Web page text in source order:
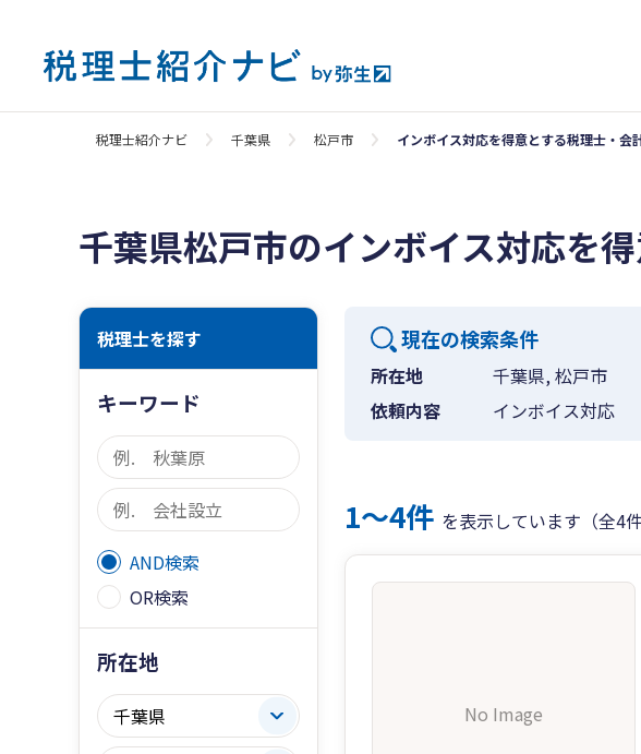
税理士紹介ナビ 千葉県 松戸市 インボイス対応を得意とする税理士・会
千葉県松戸市のインボイス対応を
税理士を探す
キーワード
AND検索
OR検索
所在地
現在の検索条件
所在地
千葉県, 松戸市
依頼内容
インボイス対応
1〜4件 を表示しています（全4件
No Image